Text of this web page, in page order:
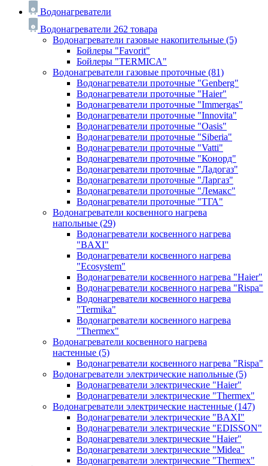
Водонагреватели
Водонагреватели 262 товара
Водонагреватели газовые накопительные (5)
Бойлеры "Favorit"
Бойлеры "TERMICA"
Водонагреватели газовые проточные (81)
Водонагреватели проточные "Genberg"
Водонагреватели проточные "Haier"
Водонагреватели проточные "Immergas"
Водонагреватели проточные "Innovita"
Водонагреватели проточные "Oasis"
Водонагреватели проточные "Siberia"
Водонагреватели проточные "Vatti"
Водонагреватели проточные "Конорд"
Водонагреватели проточные "Ладогаз"
Водонагреватели проточные "Ларгаз"
Водонагреватели проточные "Лемакс"
Водонагреватели проточные "ТГА"
Водонагреватели косвенного нагрева
напольные (29)
Водонагреватели косвенного нагрева
"BAXI"
Водонагреватели косвенного нагрева
"Ecosystem"
Водонагреватели косвенного нагрева "Haier"
Водонагреватели косвенного нагрева "Rispa"
Водонагреватели косвенного нагрева
"Termika"
Водонагреватели косвенного нагрева
"Thermex"
Водонагреватели косвенного нагрева
настенные (5)
Водонагреватели косвенного нагрева "Rispa"
Водонагреватели электрические напольные (5)
Водонагреватели электрические "Haier"
Водонагреватели электрические "Thermex"
Водонагреватели электрические настенные (147)
Водонагреватели электрические "BAXI"
Водонагреватели электрические "EDISSON"
Водонагреватели электрические "Haier"
Водонагреватели электрические "Midea"
Водонагреватели электрические "Thermex"